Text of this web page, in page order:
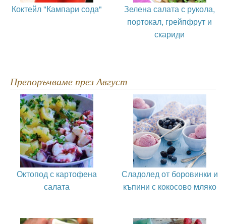
Коктейл "Кампари сода"
Зелена салата с рукола,
портокал, грейпфрут и
скариди
Препоръчваме през Август
Октопод с картофена
салата
Сладолед от боровинки и
къпини с кокосово мляко